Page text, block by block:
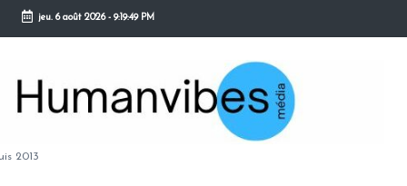
Skip
content
jeu. 6 août 2026- 9:19:50 PM
2013